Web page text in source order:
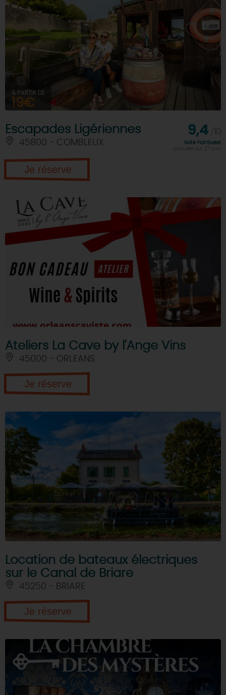
À PARTIR DE
19€
Escapades Ligériennes
45800 - COMBLEUX
9,4
Note FairGuest
calculée sur 37 avis
Je réserve
Ateliers La Cave by l'Ange Vins
45000 - ORLEANS
Je réserve
Location de bateaux électriques
sur le Canal de Briare
45250 - BRIARE
Je réserve